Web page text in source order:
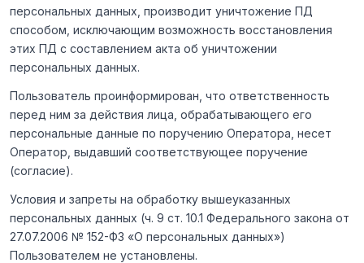
персональных данных, производит уничтожение ПД
способом, исключающим возможность восстановления
этих ПД с составлением акта об уничтожении
персональных данных.
Пользователь проинформирован, что ответственность
перед ним за действия лица, обрабатывающего его
персональные данные по поручению Оператора, несет
Оператор, выдавший соответствующее поручение
(согласие).
Условия и запреты на обработку вышеуказанных
персональных данных (ч. 9 ст. 10.1 Федерального закона от
27.07.2006 № 152-ФЗ «О персональных данных»)
Пользователем не установлены.